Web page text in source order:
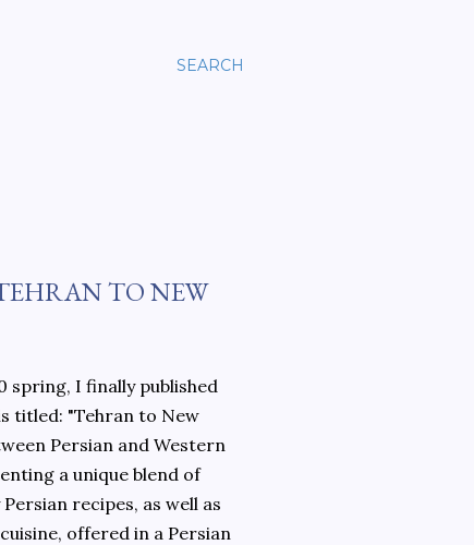
SEARCH
TO NEW
spring, I finally published
titled: "Tehran to New
Persian and Western
a unique blend of
recipes, as well as
offered in a Persian